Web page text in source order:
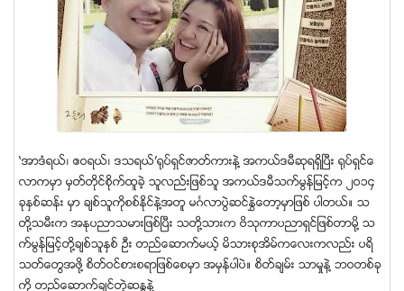
‘အာဒံရယ္၊ ဧဝရယ္၊ ဒသရယ္’႐ုပ္ရွင္ဇာတ္ကားနဲ႔ အကယ္ဒမီဆုရရွိၿပီး ႐ုပ္ရွင္ေ
လာကမွာ မွတ္တိုင္စိုက္ထူခဲ့ သူလည္းျဖစ္သူ အကယ္ဒမီသက္မြန္ျမင့္က ၂ဝ၁၄
ခုႏွစ္ဆန္း မွာ ခ်စ္သူကိုစစ္ႏိုင္နဲ႔အတူ မဂၤလာပြဲဆင္ႏႊဲေတာ့မွာျဖစ္ ပါတယ္။ သ
တို႔သမီးက အႏုပညာသမားျဖစ္ၿပီး သတို႔သားက ဗိသုကာပညာရွင္ျဖစ္တာမို႔ သ
က္မြန္ျမင့္တို႔ခ်စ္သူႏွစ္ ဦး တည္ေဆာက္မယ့္ မိသားစုအိမ္ကေလးကလည္း ပရိ
သတ္ေတြအဖို႔ စိတ္ဝင္စားစရာျဖစ္ေစမွာ အမွန္ပါပဲ။ စိတ္ခ်မ္း သာမႈနဲ႔ ဘဝတစ္ခု
ကို တည္ေဆာက္ခ်င္တဲ့ဆႏၵနဲ႔